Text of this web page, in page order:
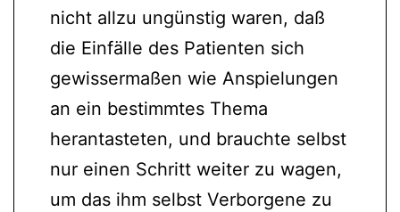
nicht allzu ungünstig waren, daß
die Einfälle des Patienten sich
gewissermaßen wie Anspielungen
an ein bestimmtes Thema
herantasteten, und brauchte selbst
nur einen Schritt weiter zu wagen,
um das ihm selbst Verborgene zu